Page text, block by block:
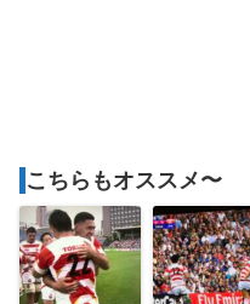
こちらもオススメ〜